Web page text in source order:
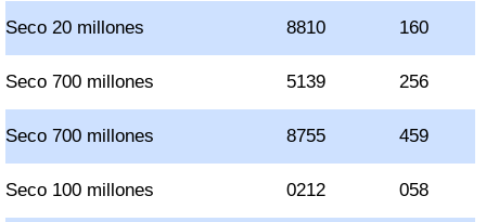
Seco 20 millones 8810 160
Seco 700 millones 5139 256
Seco 700 millones 8755 459
Seco 100 millones 0212 058